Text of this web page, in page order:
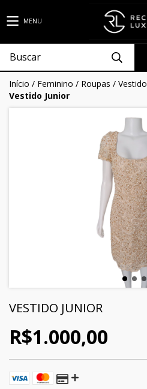
MENU
Início / Feminino / Roupas / Vestido
Vestido Junior
VESTIDO JUNIOR
R$1.000,00